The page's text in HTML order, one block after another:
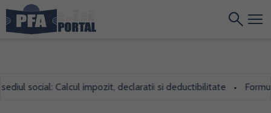
social: Calcul impozit, declaratii si deductibilitate •